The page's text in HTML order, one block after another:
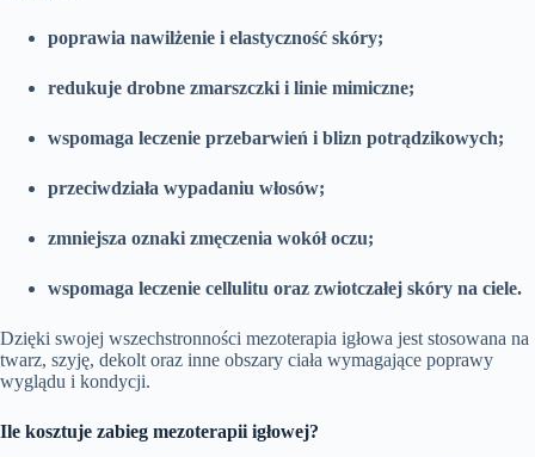
poprawia nawilżenie i elastyczność skóry;
redukuje drobne zmarszczki i linie mimiczne;
wspomaga leczenie przebarwień i blizn potrądzikowych;
przeciwdziała wypadaniu włosów;
zmniejsza oznaki zmęczenia wokół oczu;
wspomaga leczenie cellulitu oraz zwiotczałej skóry na ciele.
Dzięki swojej wszechstronności mezoterapia igłowa jest stosowana na
twarz, szyję, dekolt oraz inne obszary ciała wymagające poprawy
wyglądu i kondycji.
Ile kosztuje zabieg mezoterapii igłowej?